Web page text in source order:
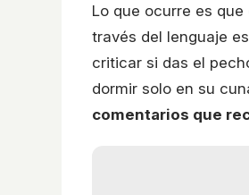
Lo que ocurre es
través del lenguaje
criticar si das el
dormir solo en su
comentarios que